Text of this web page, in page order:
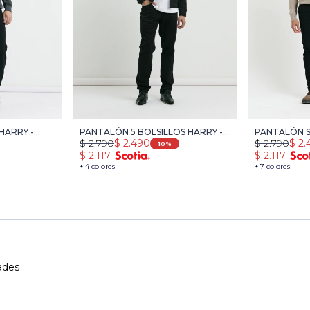
-
PANTALÓN 5 BOLSILLOS HARRY -
NEGRO
+ 4 colores
$ 2.490
$ 2.790 10
$ 2.117
PANTALÓN
HARRY -
+ 7 colores
$
$ 2.790
$ 2.117